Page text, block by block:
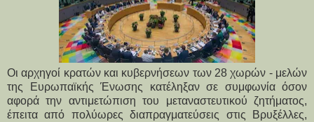
Οι αρχηγοί κρατών και κυβερνήσεων των 28 χωρών - μελών
της Ευρωπαϊκής Ένωσης κατέληξαν σε συμφωνία όσον
αφορά την αντιμετώπιση του μεταναστευτικού ζητήματος,
έπειτα από πολύωρες διαπραγματεύσεις στις Βρυξέλλες,